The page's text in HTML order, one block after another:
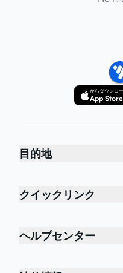
からダウンロ
App Store
目的地
クイックリンク
ヘルプセンター